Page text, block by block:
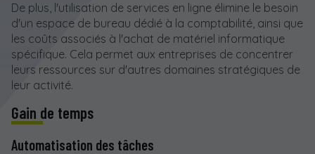
De plus, l'utilisation de services en ligne élimine le besoin
d'un espace de bureau dédié à la comptabilité, ainsi que
les coûts associés à l'achat de matériel informatique
spécifique. Cela permet aux entreprises de concentrer
leurs ressources sur d'autres domaines stratégiques de
leur activité.
Gain de temps
Automatisation des tâches